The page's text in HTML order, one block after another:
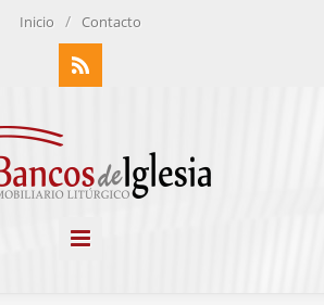
Inicio / Contacto